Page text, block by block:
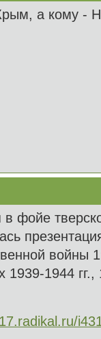
а кому -
в фойе
войны
1939-1944